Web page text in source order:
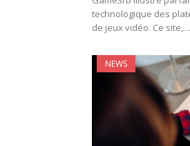
technologique des
de jeux vidéo. Ce site,…
NEWS